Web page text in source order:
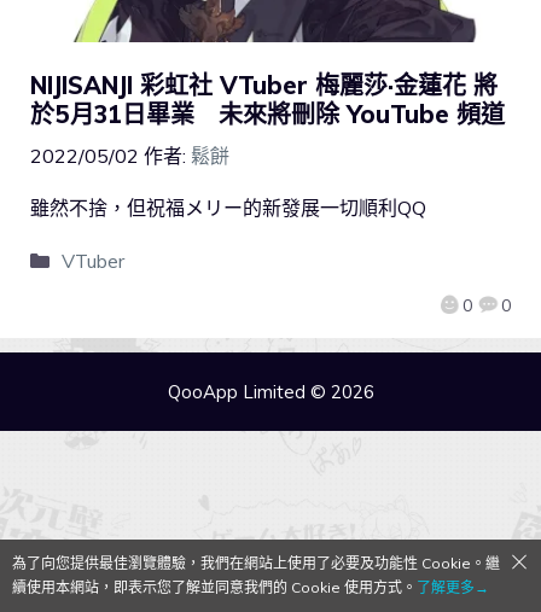
NIJISANJI 彩虹社 VTuber 梅麗莎·金蓮花 將
於5月31日畢業 未來將刪除 YouTube 頻道
2022/05/02 作者: 鬆餅
0 0
雖然不捨，但祝福メリー的新發展一切順利QQ
VTuber
QooApp Limited © 2026
為了向您提供最佳瀏覽體驗，我們在網站上使用了必要及功能性 Cookie。繼
續使用本網站，即表示您了解並同意我們的 Cookie 使用方式。 了解更多→